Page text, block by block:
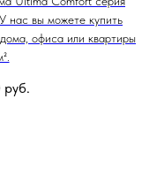
нас вы можете купить
офиса или квартиры
руб.